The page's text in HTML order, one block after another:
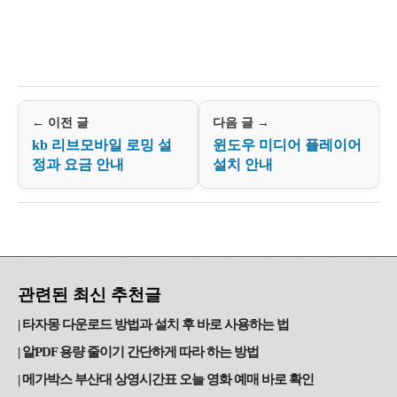
← 이전 글
kb 리브모바일 로밍 설
정과 요금 안내
다음 글 →
윈도우 미디어 플레이어
설치 안내
관련된 최신 추천글
타자몽 다운로드 방법과 설치 후 바로 사용하는 법
알PDF 용량 줄이기 간단하게 따라 하는 방법
메가박스 부산대 상영시간표 오늘 영화 예매 바로 확인